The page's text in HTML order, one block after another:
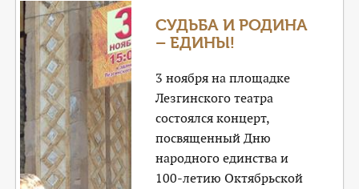
СУДЬБА И РОДИНА
– ЕДИНЫ!
3 ноября на площадке
Лезгинского театра
состоялся концерт,
посвященный Дню
народного единства и
100-летию Октябрьской